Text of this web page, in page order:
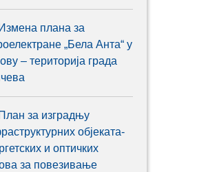
Измена плана за
„Бела Анта“ у
– територија града
План за изградњу
објеката-
и оптичких
за повезивање